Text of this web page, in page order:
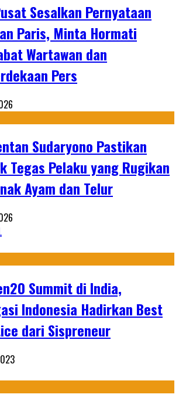
Sesalkan Pernyataan
Paris, Minta Hormati
Wartawan dan
Pers
Sudaryono Pastikan
Tegas Pelaku yang Rugikan
Ayam dan Telur
Summit di India,
Indonesia Hadirkan Best
dari Sispreneur